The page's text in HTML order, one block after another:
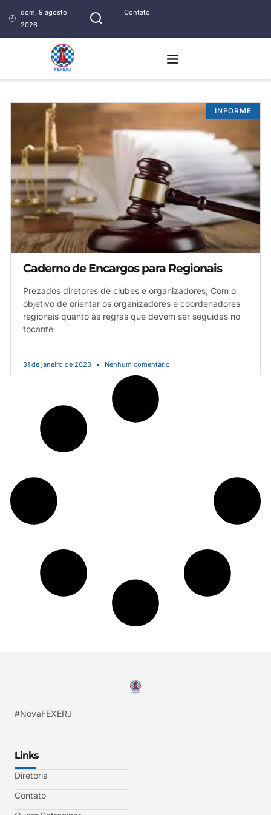
dom, 9 agosto
2026
Contato
INFORME
Caderno de Encargos para Regionais
Prezados diretores de clubes e organizadores, Com o
objetivo de orientar os organizadores e coordenadores
regionais quanto às regras que devem ser seguidas no
tocante
31 de janeiro de 2023 Nenhum comentário
#NovaFEXERJ
Links
Diretoria
Contato